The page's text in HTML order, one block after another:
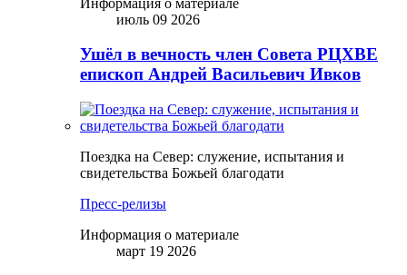
июль 09 2026
Ушёл в вечность член Совета РЦХВЕ
епископ Андрей Васильевич Ивков
Поездка на Север: служение, испытания и
свидетельства Божьей благодати
Пресс-релизы
Информация о материале
март 19 2026